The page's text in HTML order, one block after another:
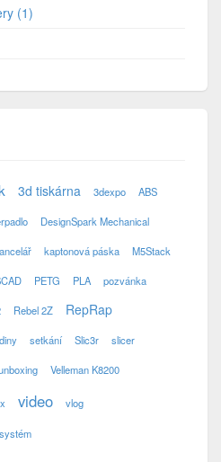
(1)
3d tiskárna 3dexpo ABS
DesignSpark Mechanical
kaptonová páska M5Stack
PETG PLA pozvánka
Rebel 2Z RepRap
setkání Slic3r slicer
Velleman K8200
video vlog